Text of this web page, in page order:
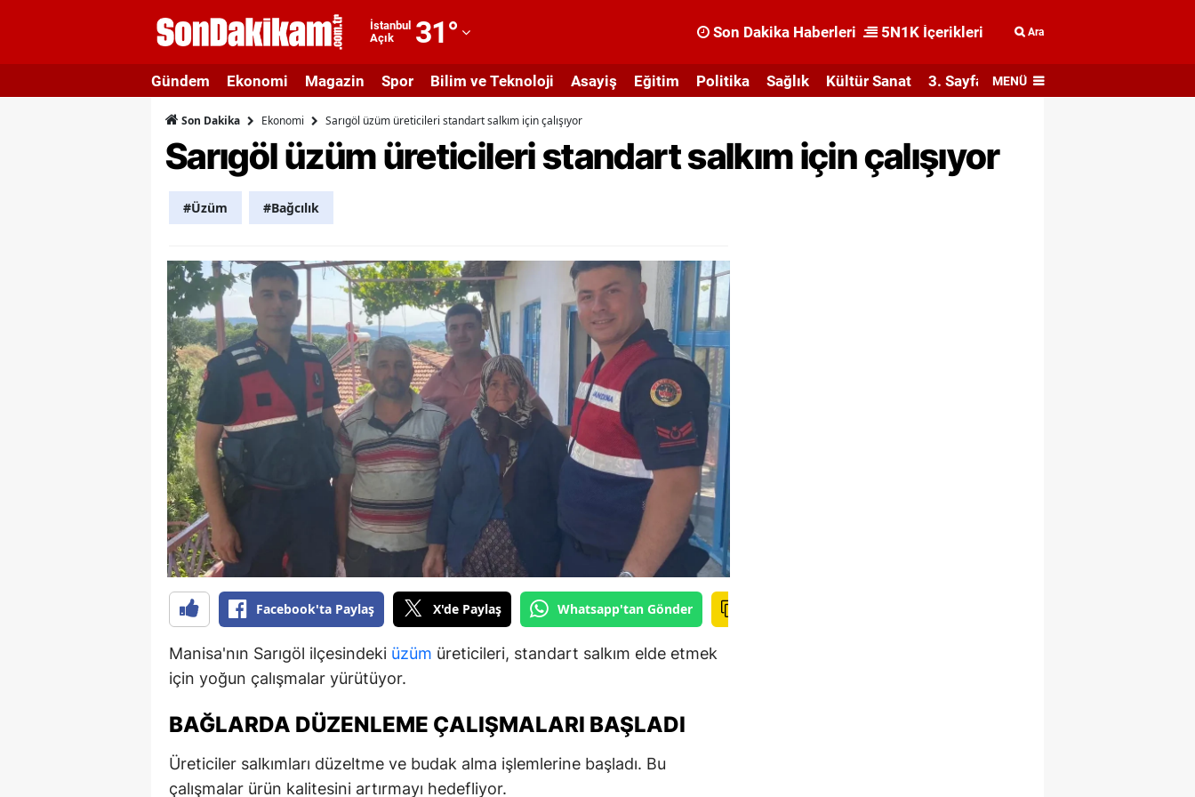
İstanbul
Açık
31°
Adıyaman
Afyonkarahisar
Ağrı
Antalya
Artvin
Aydın
Balıkesir
Bilecik
Bingöl
Bitlis
Bolu
Burdur
Bursa
Çankırı
Diyarbakır
Son Dakika Haberleri 5N1K İçerikleri Ara
Gündem Ekonomi Magazin Spor Bilim ve Teknoloji Asayiş Eğitim Politika Sağlık Kültür Sanat 3. Sayfa MENÜ
Son Dakika Ekonomi Sarıgöl üzüm üreticileri standart salkım için çalışıyor
Sarıgöl üzüm üreticileri standart salkım için çalışıyor
#Üzüm #Bağcılık
Facebook'ta Paylaş X'de Paylaş Whatsapp'tan Gönder
Manisa'nın Sarıgöl ilçesindeki üzüm üreticileri, standart salkım elde etmek
için yoğun çalışmalar yürütüyor.
BAĞLARDA DÜZENLEME ÇALIŞMALARI BAŞLADI
Üreticiler salkımları düzeltme ve budak alma işlemlerine başladı. Bu
çalışmalar ürün kalitesini artırmayı hedefliyor.